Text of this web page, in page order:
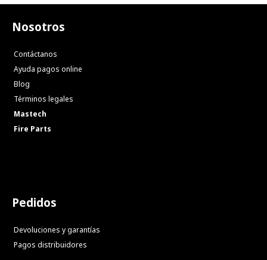
Nosotros
Contáctanos
Ayuda pagos online
Blog
Términos legales
Mastech
Fire Parts
Pedidos
Devoluciones y garantías
Pagos distribuidores